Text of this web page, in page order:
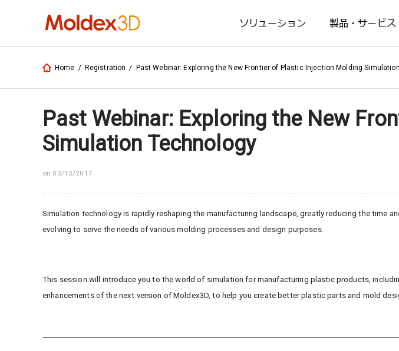
ソリューション 製品・サービス
Home / Registration / Past Webinar: Exploring the New Frontier of Plastic Injection Molding
Past Webinar: Exploring the New
Simulation Technology
on 03/13/2017
Simulation technology is rapidly reshaping the manufacturing landscape, greatly reducing the time
evolving to serve the needs of various molding processes and design purposes.
This session will introduce you to the world of simulation for manufacturing plastic products,
enhancements of the next version of Moldex3D, to help you create better plastic parts and mold